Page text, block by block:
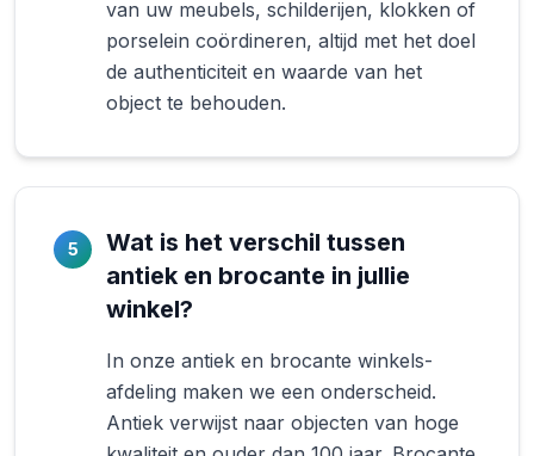
van uw meubels, schilderijen, klokken of
porselein coördineren, altijd met het doel
de authenticiteit en waarde van het
object te behouden.
5
Wat is het verschil tussen
antiek en brocante in jullie
winkel?
In onze antiek en brocante winkels-
afdeling maken we een onderscheid.
Antiek verwijst naar objecten van hoge